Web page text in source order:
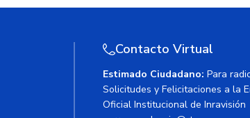
Contacto Virtual
Estimado Ciudadano: Para
Solicitudes y Felicitaciones a la
Oficial Institucional de Inravisión